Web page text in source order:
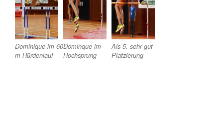
Dominique im 60
m Hürdenlauf
Dominque im
Hochsprung
Als 5. sehr gut
Platzierung